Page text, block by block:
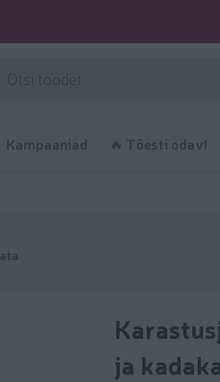
Kampaaniad 🔥 Tõesti odav!
ja